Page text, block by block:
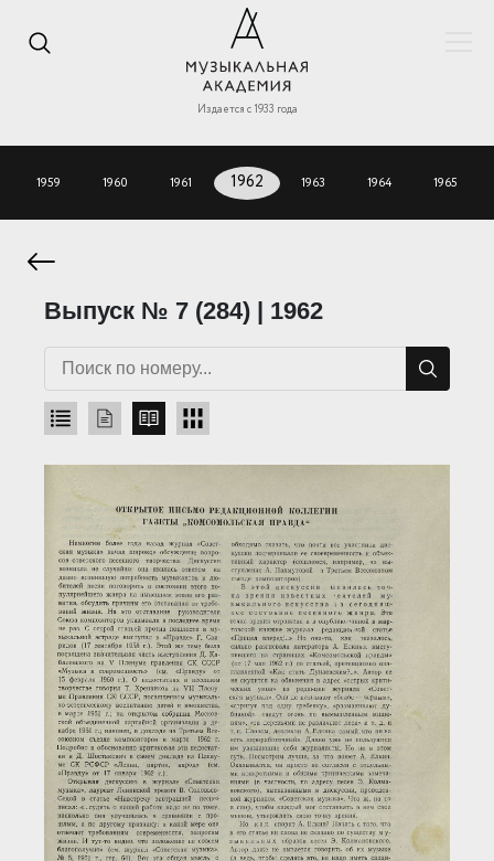
Издается с 1933 года
1959 1960 1961 1962 1963 1964 1965
Выпуск № 7 (284) | 1962
Загрузка...